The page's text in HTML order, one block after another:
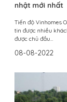
nhật mới nhất
Tiến độ Vinhomes
tin được nhiều
được chủ đầu...
08-08-2022